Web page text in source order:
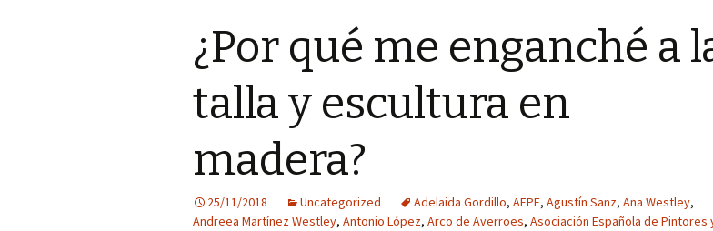
¿Por qué me enganché a
talla y escultura en
madera?
25/11/2018 Uncategorized Adelaida Gordillo, AEPE, Agustín Sanz, Ana Westley,
Andreea Martínez Westley, Antonio López, Arco de Averroes, Asociación Española de Pintores